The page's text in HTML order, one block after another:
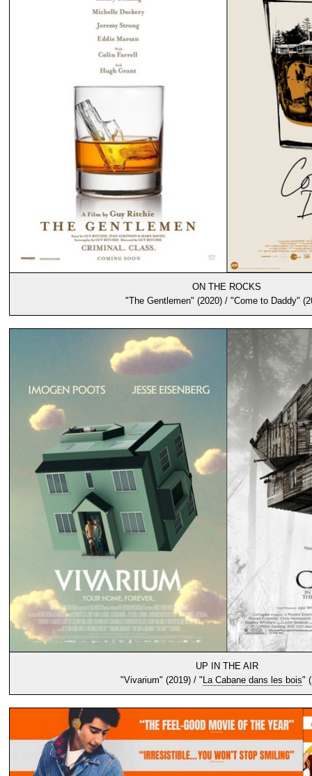
ON THE ROCKS
"The Gentlemen" (2020) / "Come to Daddy"
UP IN THE AIR
"Vivarium" (2019) / " La Cabane dans les bois"